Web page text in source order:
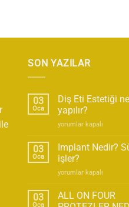
SON YAZILAR
03
Oca
Diş Eti Estetiği
yapılır?
Diş
Estetiği
nedir?
Nasıl
yapılır?
yorumlar kapalı
03
Oca
Implant Nedir?
işler?
Implant
Süreç
nasıl
yorumlar kapalı
03
Oca
ALL ON FOUR